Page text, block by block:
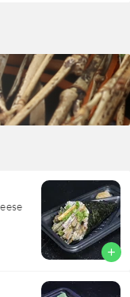
add